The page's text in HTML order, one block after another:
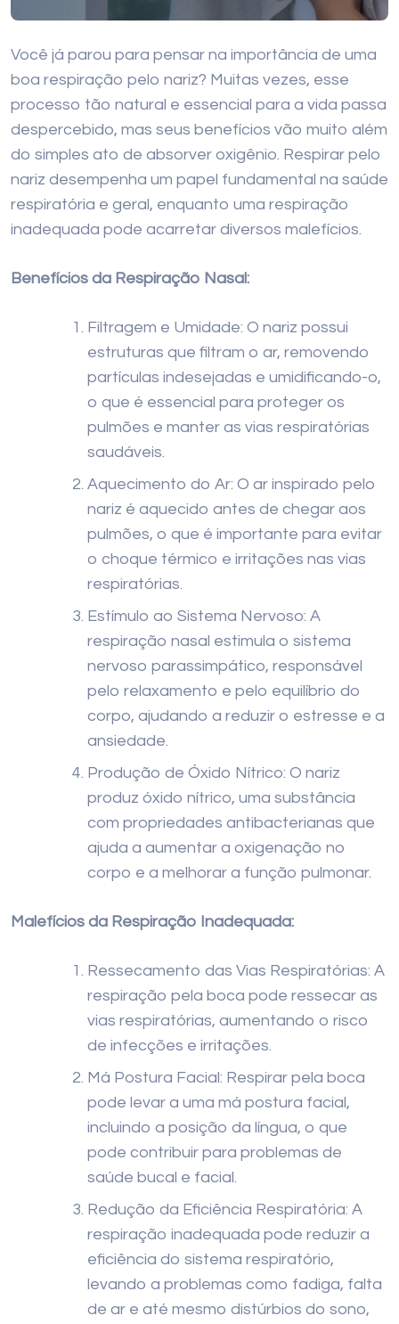
Você já parou para pensar na importância de uma
boa respiração pelo nariz? Muitas vezes, esse
processo tão natural e essencial para a vida passa
despercebido, mas seus benefícios vão muito além
do simples ato de absorver oxigênio. Respirar pelo
nariz desempenha um papel fundamental na saúde
respiratória e geral, enquanto uma respiração
inadequada pode acarretar diversos malefícios.
Benefícios da Respiração Nasal:
Filtragem e Umidade: O nariz possui
estruturas que filtram o ar, removendo
partículas indesejadas e umidificando-o,
o que é essencial para proteger os
pulmões e manter as vias respiratórias
saudáveis.
Aquecimento do Ar: O ar inspirado pelo
nariz é aquecido antes de chegar aos
pulmões, o que é importante para evitar
o choque térmico e irritações nas vias
respiratórias.
Estímulo ao Sistema Nervoso: A
respiração nasal estimula o sistema
nervoso parassimpático, responsável
pelo relaxamento e pelo equilíbrio do
corpo, ajudando a reduzir o estresse e a
ansiedade.
Produção de Óxido Nítrico: O nariz
produz óxido nítrico, uma substância
com propriedades antibacterianas que
ajuda a aumentar a oxigenação no
corpo e a melhorar a função pulmonar.
Malefícios da Respiração Inadequada:
Ressecamento das Vias Respiratórias: A
respiração pela boca pode ressecar as
vias respiratórias, aumentando o risco
de infecções e irritações.
Má Postura Facial: Respirar pela boca
pode levar a uma má postura facial,
incluindo a posição da língua, o que
pode contribuir para problemas de
saúde bucal e facial.
Redução da Eficiência Respiratória: A
respiração inadequada pode reduzir a
eficiência do sistema respiratório,
levando a problemas como fadiga, falta
de ar e até mesmo distúrbios do sono,